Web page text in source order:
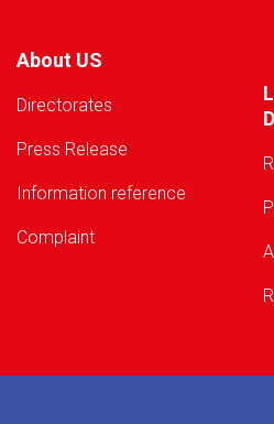
About US
Directorates
Press Release
Information reference
Complaint